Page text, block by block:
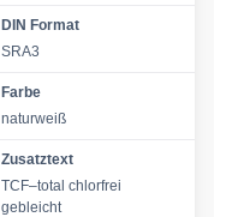
DIN Format
SRA3
Farbe
naturweiß
Zusatztext
TCF–total chlorfrei
gebleicht